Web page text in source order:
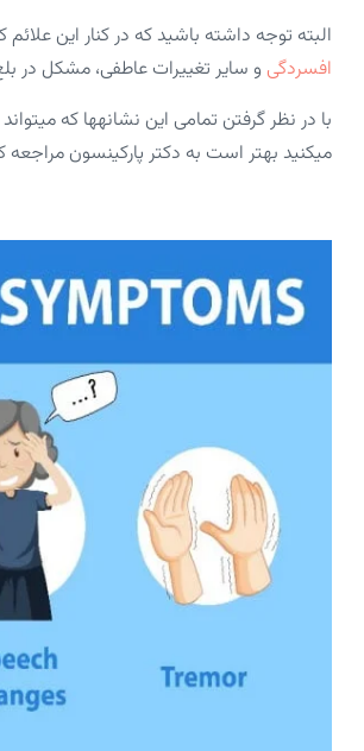
البته توجه داشته باشید که در کنار این
افسردگی و سایر تغییرات عاطفی، مشکل در
با در نظر گرفتن تمامی این نشانه­ها که
می­کنید بهتر است به دکتر پارکینسون مراجعه